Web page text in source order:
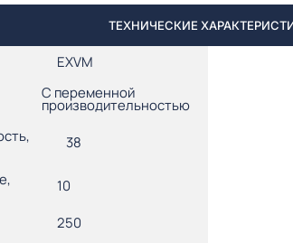
ТЕХНИЧЕСКИЕ
EXVM
С переменной
производительностью
38
10
250